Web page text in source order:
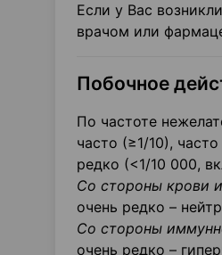
Если у Вас
врачом или
Побочное
По частоте
часто (≥1/10),
редко (<1/10 000,
Со стороны крови
очень редко –
Со стороны
очень редко –